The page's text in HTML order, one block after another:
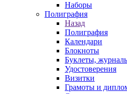
Наборы
Полиграфия
Назад
Полиграфия
Календари
Блокноты
Буклеты,
Удостоверения
Визитки
Грамоты и